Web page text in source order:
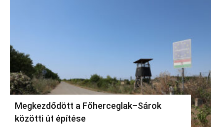
Megkezdődött a Főherceglak–Sárok
közötti út építése